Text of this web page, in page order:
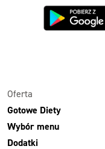
Oferta
Gotowe Diety
Wybór menu
Dodatki